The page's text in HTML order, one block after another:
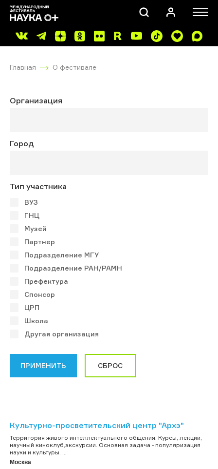
Главная О фестивале
Организация
Город
Тип участника
ВУЗ
ГНЦ
Музей
Партнер
Подразделение МГУ
Подразделение РАН/РАМН
Префектура
Спонсор
ЦРП
Школа
Другая организация
Культурно-просветительский центр "Архэ"
Территория живого интеллектуального общения. Курсы, лекции,
научный киноклуб,экскурсии. Основная задача - популяризация
науки и культуры. ...
Москва